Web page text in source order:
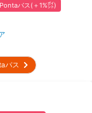
Pontaパス(＋1%㌽)
パス